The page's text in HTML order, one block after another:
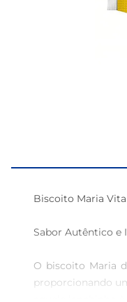
Biscoito Maria
Sabor Autêntico e
O biscoito Maria
proporcionando